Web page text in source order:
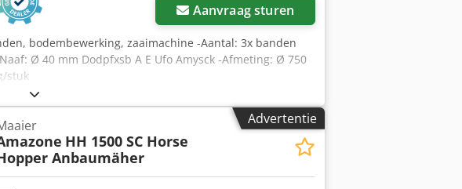
Aanvraag sturen
bodembewerking, zaaimachine -Aantal: 3x banden
Ø 40 mm Dodpfxsb A E Ufo Amysck -Afmeting: Ø 750
stuk
Advertentie
HH 1500 SC Horse
Anbaumäher